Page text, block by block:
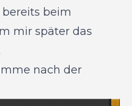
bereits beim
mir später das
nach der